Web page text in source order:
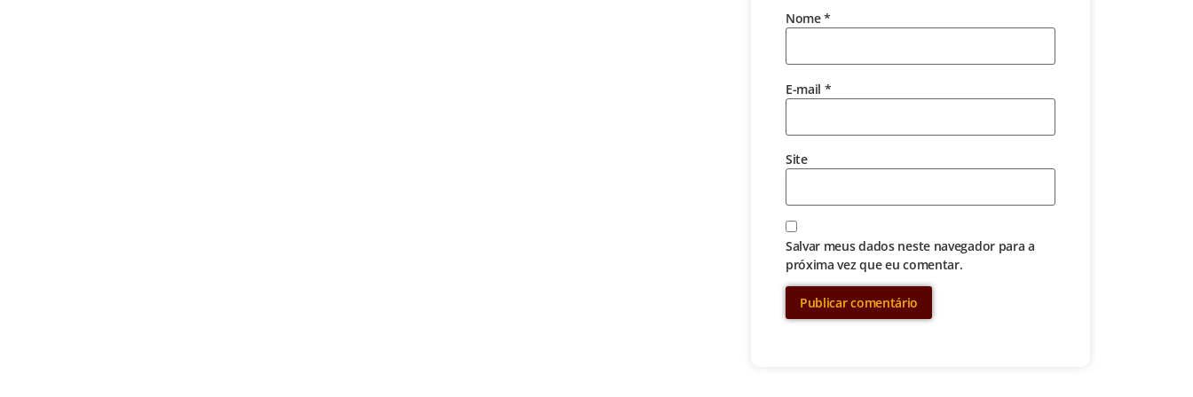
Nome*
E-mail *
Site
Salvar meus dados neste navegador para a
próxima vez que eu comentar.